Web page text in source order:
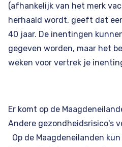
(afhankelijk van het merk
herhaald wordt, geeft dat
40 jaar. De inentingen
gegeven worden, maar het
weken voor vertrek je
Er komt op de
Andere gezondheidsrisico's
Op de Maagdeneilanden